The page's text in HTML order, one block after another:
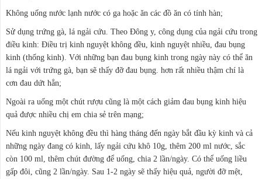
Không uống nước lạnh nước có ga hoặc ăn các đồ ăn có tính hàn;
Sử dụng trứng gà, lá ngải cứu. Theo Đông y, công dụng của ngải cứu trong
điều kinh: Điều trị kinh nguyệt không đều, kinh nguyệt nhiều, đau bụng
kinh (thống kinh). Với những bạn đau bụng kinh trong ngày này có thể ăn
lá ngải với trứng gà, bạn sẽ thấy đỡ đau bụng. hơn rất nhiều thậm chí là
cơn đau dứt hẳn;
Ngoài ra uống một chút rượu cũng là một cách giảm đau bụng kinh hiệu
quả được nhiều chị em chia sẻ trên mạng;
Nếu kinh nguyệt không đều thì hàng tháng đến ngày bắt đầu kỳ kinh và cả
những ngày đang có kinh, lấy ngải cứu khô 10g, thêm 200 ml nước, sắc
còn 100 ml, thêm chút đường để uống, chia 2 lần/ngày. Có thể uống liều
gấp đôi, cũng 2 lần/ngày. Sau 1-2 ngày sẽ thấy hiệu quả, người đỡ mệt,